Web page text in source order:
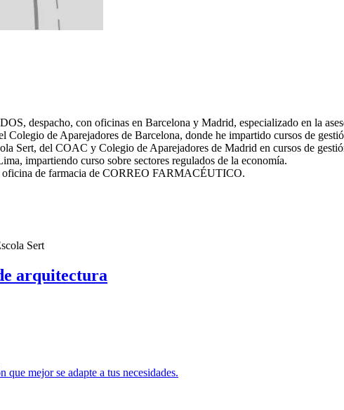
despacho, con oficinas en Barcelona y Madrid, especializado en la
Colegio de Aparejadores de Barcelona, donde he impartido cursos de
Sert, del COAC y Colegio de Aparejadores de Madrid en cursos de
impartiendo curso sobre sectores regulados de la economía.
oficina de farmacia de CORREO FARMACÉUTICO.
arquitectura
mejor se adapte a tus necesidades.